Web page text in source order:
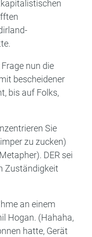
nun die
bescheidener
bis auf Folks,
Sie
zu zucken)
DER sei
Zuständigkeit
an einem
Hogan. (Hahaha,
hatte, Gerät